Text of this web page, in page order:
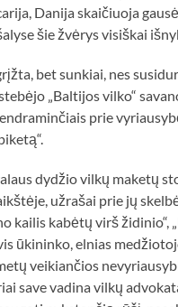
Danija skaičiuoja
šie žvėrys visiškai
bet sunkiai, nes
„Baltijos vilko“
prie
dydžio vilkų maketų
užrašai prie jų
kailis kabėtų virš židinio“,
ūkininko, elnias
veikiančios
save vadina vilkų